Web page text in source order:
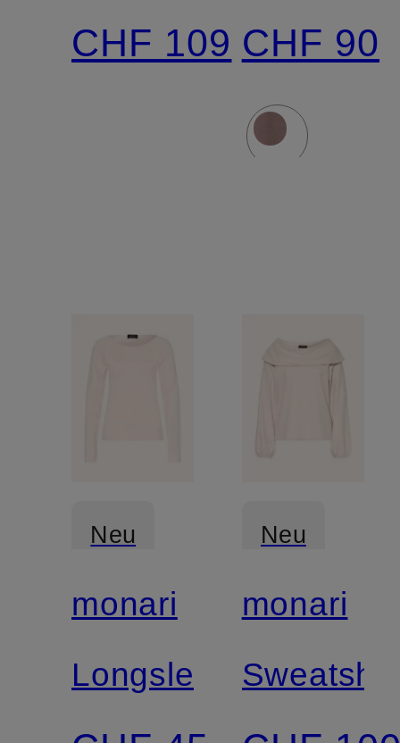
Volants
CHF 109 CHF 90
Neu
Zertifiziert
monari
Longsleeve
Neu
monari